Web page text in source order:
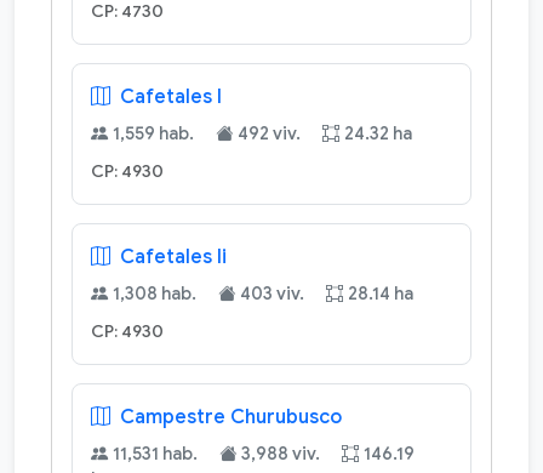
CP: 4730
Cafetales I
1,559 hab. 492 viv. 24.32 ha
CP: 4930
Cafetales Ii
1,308 hab. 403 viv. 28.14 ha
CP: 4930
Campestre Churubusco
11,531 hab. 3,988 viv.
146.19